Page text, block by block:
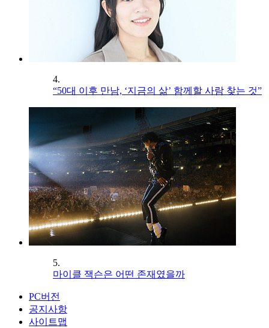
4.
“50대 이후 만남, ‘지금의 삶’ 함께할 사람 찾는 것”
5.
마이클 잭슨은 어떤 존재였을까
PC버전
공지사항
사이트맵